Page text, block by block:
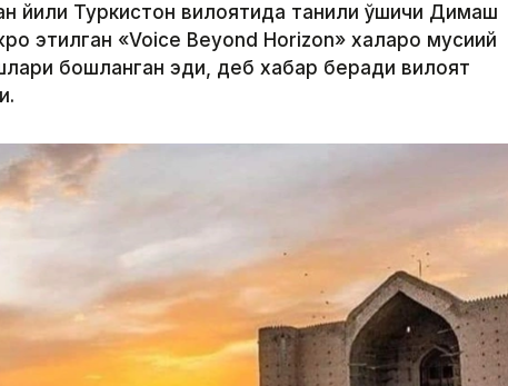
йили Туркистон вилоятида таниқли қўшиқчи Димаш
этилган «Voice Beyond Horizon» халқаро мусиқий
бошланган эди, деб хабар беради вилоят